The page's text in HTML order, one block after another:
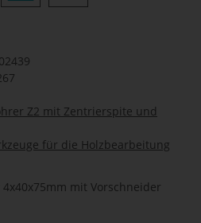
Z2 mit Zentrierspite und
für die Holzbearbeitung
mit Vorschneider